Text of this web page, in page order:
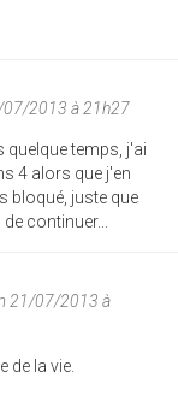
2013 à 21h27
quelque temps, j'ai
4 alors que j'en
bloqué, juste que
continuer...
21/07/2013 à
de la vie.